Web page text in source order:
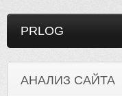
PRLOG
АНАЛИЗ САЙТА